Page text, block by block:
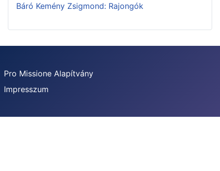
Báró Kemény Zsigmond: Rajongók
Pro Missione Alapítvány
Impresszum